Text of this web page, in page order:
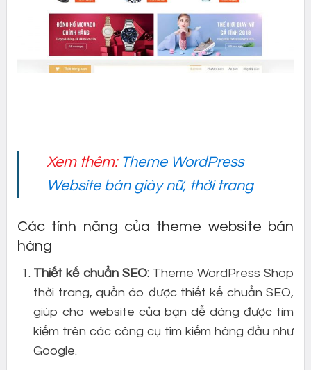
Xem thêm: Theme WordPress
Website bán giày nữ, thời trang
Các tính năng của theme website bán
hàng
Thiết kế chuẩn SEO:Theme WordPress Shop
thời trang, quần áo được thiết kế chuẩn SEO,
giúp cho website của bạn dễ dàng được tìm
kiếm trên các công cụ tìm kiếm hàng đầu như
Google.